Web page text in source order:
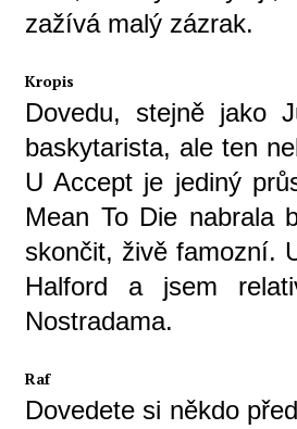
zažívá malý zázrak.
Kropis
Dovedu, stejně jako
baskytarista, ale ten
U Accept je jediný
Mean To Die nabrala
skončit, živě famozní.
Halford a jsem
Nostradama.
Raf
Dovedete si někdo